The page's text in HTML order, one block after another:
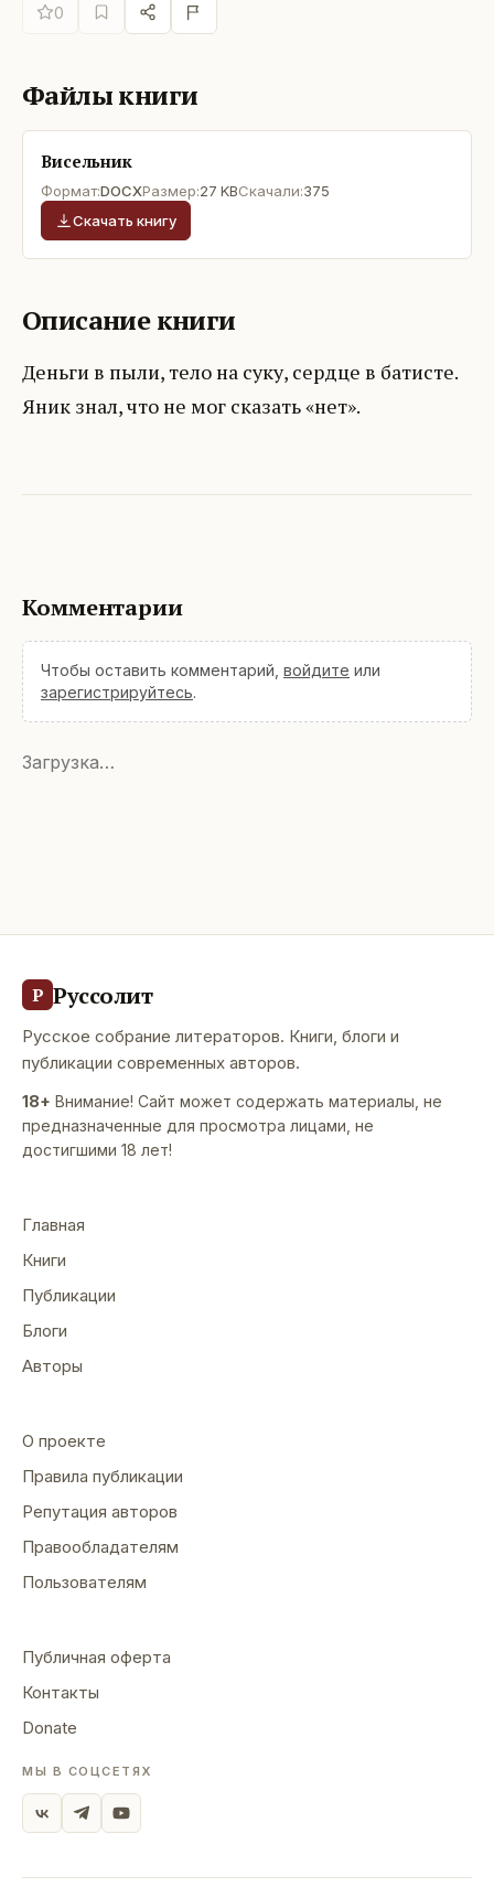
0
Файлы книги
Висельник
Формат:DOCXРазмер:27 KBСкачали:375
Скачать книгу
Описание книги
Деньги в пыли, тело на суку, сердце в батисте.
Яник знал, что не мог сказать «нет».
Комментарии
Чтобы оставить комментарий, войдите или
зарегистрируйтесь.
Загрузка…
Р Руссолит
Русское собрание литераторов. Книги, блоги и
публикации современных авторов.
18+ Внимание! Сайт может содержать материалы, не
предназначенные для просмотра лицами, не
достигшими 18 лет!
Главная
Книги
Публикации
Блоги
Авторы
О проекте
Правила публикации
Репутация авторов
Правообладателям
Пользователям
Публичная оферта
Контакты
Donate
МЫ В СОЦСЕТЯХ